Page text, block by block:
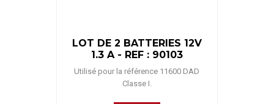
LOT DE 2 BATTERIES 12V
1.3 A - REF : 90103
Utilisé pour la référence 11600 DAD
Classe I.